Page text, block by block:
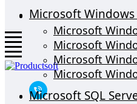
Microsoft Windows
Microsoft
Microsoft
Microsoft
Microsoft
Microsoft SQL